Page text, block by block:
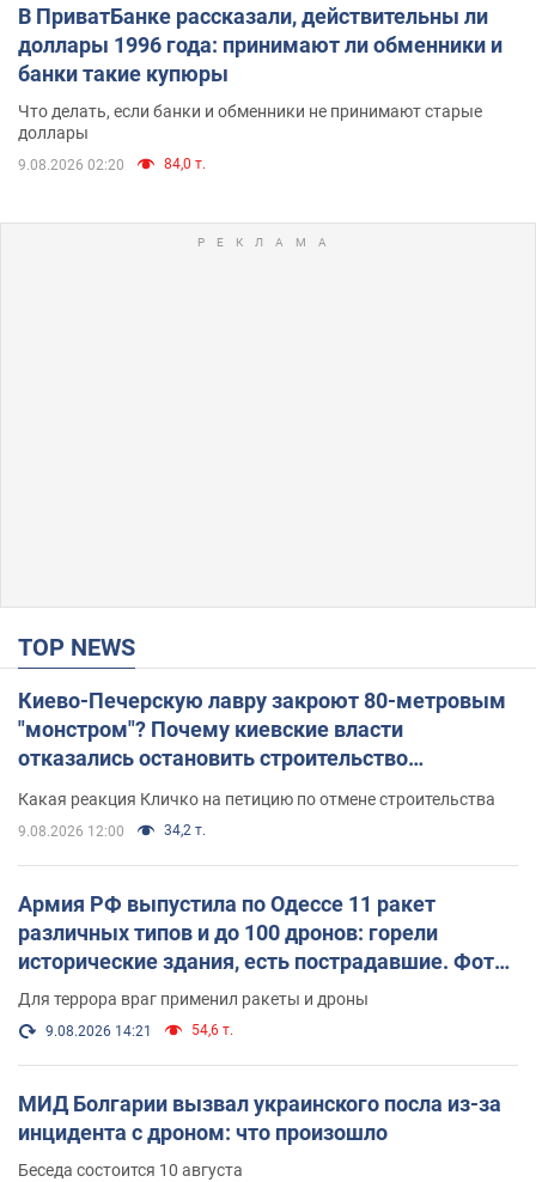
В ПриватБанке рассказали, действительны ли
доллары 1996 года: принимают ли обменники и
банки такие купюры
Что делать, если банки и обменники не принимают старые
доллары
9.08.2026 02:20 84,0 т.
TOP NEWS
Киево-Печерскую лавру закроют 80-метровым
"монстром"? Почему киевские власти
отказались остановить строительство
небоскреба "московского верующего"
Какая реакция Кличко на петицию по отмене строительства
9.08.2026 12:00 34,2 т.
Армия РФ выпустила по Одессе 11 ракет
различных типов и до 100 дронов: горели
исторические здания, есть пострадавшие. Фото
и видео
Для террора враг применил ракеты и дроны
9.08.2026 14:21 54,6 т.
МИД Болгарии вызвал украинского посла из-за
инцидента с дроном: что произошло
Беседа состоится 10 августа